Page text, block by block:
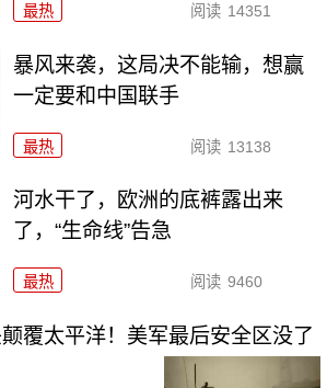
最热 阅读 14351
暴风来袭，这局决不能输，想赢
一定要和中国联手
最热 阅读 13138
河水干了，欧洲的底裤露出来
了，“生命线”告急
最热 阅读 9460
覆太平洋！美军最后安全区没了